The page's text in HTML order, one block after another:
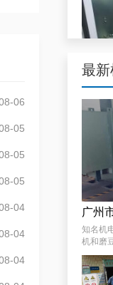
06
05
05
05
04
04
04
最新
知名机
机和磨